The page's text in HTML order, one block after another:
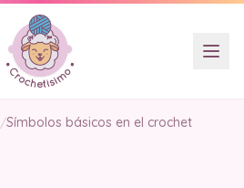
/Símbolos básicos en el crochet